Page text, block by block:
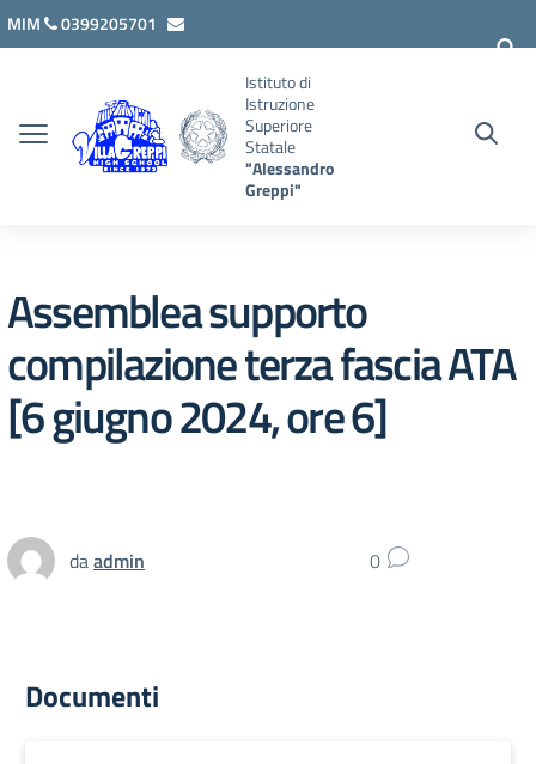
Vai ai contenuti
Vai al menu di navigazione
Vai al footer
MIM
0399205701
Istituto di
Istruzione
Superiore
Statale
"Alessandro
Greppi"
Assemblea supporto
compilazione terza fascia ATA
[6 giugno 2024, ore 6]
daadmin 0
Documenti